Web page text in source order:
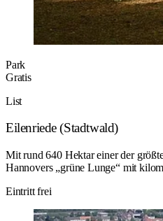
Park
Gratis
List
Eilenriede (Stadtwald)
Mit rund 640 Hektar einer der
Hannovers „grüne Lunge“ mit
Eintritt frei